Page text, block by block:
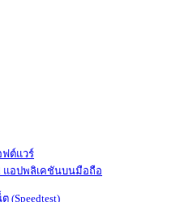
ต์แวร์
แอปพลิเคชันบนมือถือ
(Speedtest)